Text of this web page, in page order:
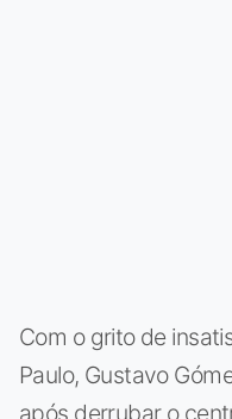
Com o grito de
Paulo, Gustavo
após derrubar o